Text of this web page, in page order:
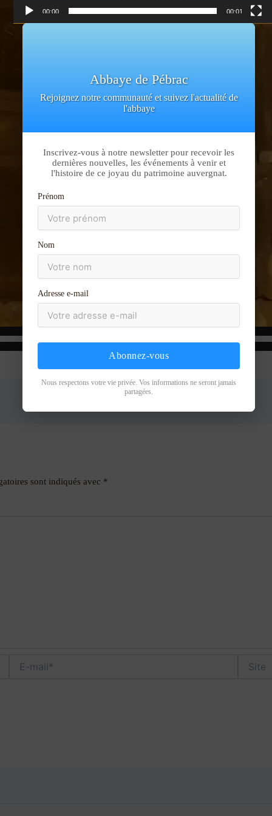
au
contenu
sont indiqués avec *
mail*
00:00 00:01
Abbaye de Pébrac
Rejoignez notre communauté et suivez l'actualité de
l'abbaye
Inscrivez-vous à notre newsletter pour recevoir les
dernières nouvelles, les événements à venir et
l'histoire de ce joyau du patrimoine auvergnat.
Prénom
Nom
Adresse e-mail
Abonnez-vous
Nous respectons votre vie privée. Vos informations ne seront jamais
partagées.